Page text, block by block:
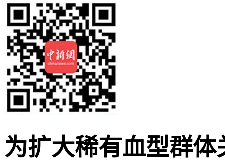
为扩大稀有血型群